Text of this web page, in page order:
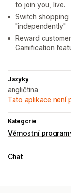
to join you, live.
Switch shopping
"independently"
Reward
Gamification
Jazyky
angličtina
Tato aplikace není
Kategorie
Věrnostní
Odměny, které
Chat